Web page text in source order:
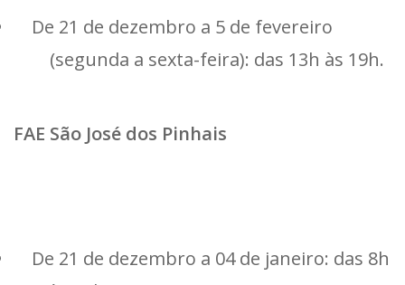
De 21 de dezembro a 5 de fevereiro
(segunda a sexta-feira): das 13h às 19h.
FAE São José dos Pinhais
De 21 de dezembro a 04 de janeiro: das 8h